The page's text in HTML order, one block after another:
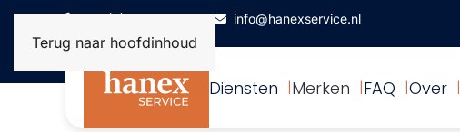
Terug naar hoofdinhoud
+31(0)172-506993 info@hanexservice.nl
Diensten Merken FAQ Over